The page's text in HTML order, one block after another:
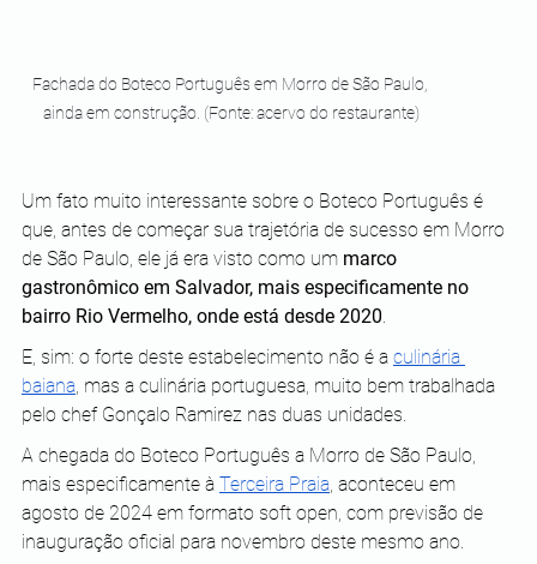
Fachada do Boteco Português em Morro de São Paulo,
ainda em construção. (Fonte: acervo do restaurante)
Um fato muito interessante sobre o Boteco Português é
que, antes de começar sua trajetória de sucesso em Morro
de São Paulo, ele já era visto como um marco
gastronômico em Salvador, mais especificamente no
bairro Rio Vermelho, onde está desde 2020.
E, sim: o forte deste estabelecimento não é a culinária
baiana, mas a culinária portuguesa, muito bem trabalhada
pelo chef Gonçalo Ramirez nas duas unidades.
A chegada do Boteco Português a Morro de São Paulo,
mais especificamente à Terceira Praia, aconteceu em
agosto de 2024 em formato soft open, com previsão de
inauguração oficial para novembro deste mesmo ano.